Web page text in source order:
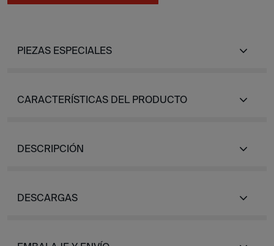
PIEZAS ESPECIALES
CARACTERÍSTICAS DEL PRODUCTO
DESCRIPCIÓN
DESCARGAS